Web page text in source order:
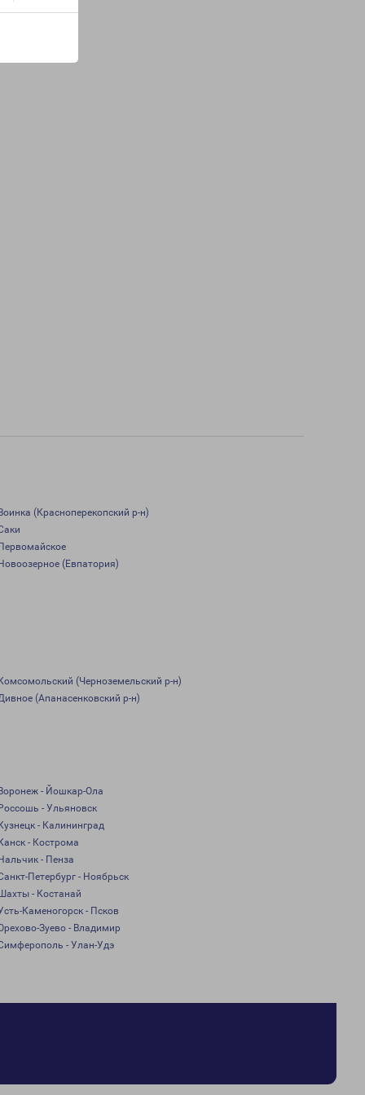
(Красноперекопский р-н)
(Евпатория)
(Черноземельский р-н)
(Апанасенковский р-н)
- Йошкар-Ола
- Ульяновск
- Калининград
- Кострома
- Пенза
Петербург - Ноябрьск
- Костанай
Каменогорск - Псков
Зуево - Владимир
- Улан-Удэ